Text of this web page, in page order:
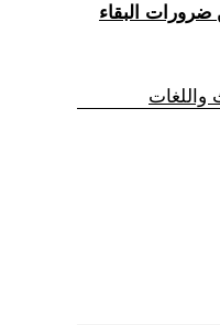
ضرورات البقاء
واللغات